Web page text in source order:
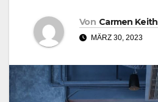
Von Carmen Keith
MÄRZ 30, 2023